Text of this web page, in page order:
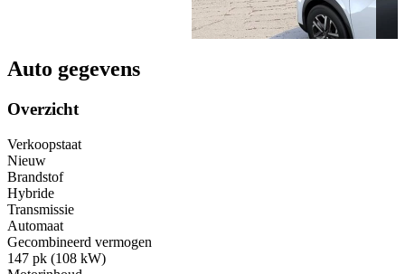
Auto gegevens
Overzicht
Verkoopstaat
Nieuw
Brandstof
Hybride
Transmissie
Automaat
Gecombineerd vermogen
147 pk (108 kW)